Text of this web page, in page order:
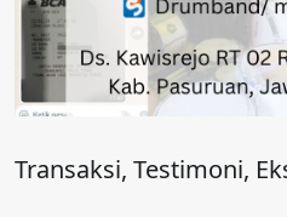
Transaksi, Testimoni,